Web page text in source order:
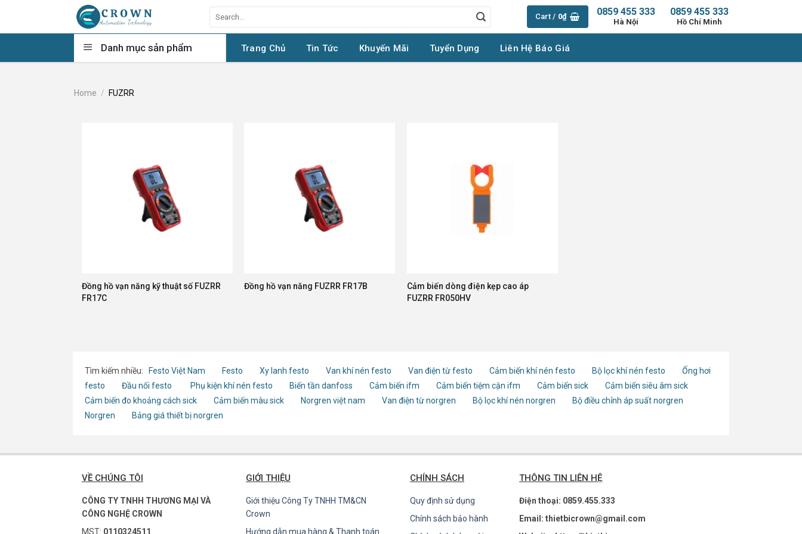
content
for:
Cart / 0₫ 0859 455 333
Hồ Chí Minh
0859 455 333
Hà Nội
Danh mục sản phẩm Trang Chủ Tin Tức Khuyến Mãi Tuyển Dụng Liên Hệ Báo Giá
Home / FUZRR
Đồng hồ vạn năng kỹ thuật số FUZRR
FR17C
Đồng hồ vạn năng FUZRR FR17B
Cảm biến dòng điện kẹp cao áp
FUZRR FR050HV
Tìm kiếm nhiều: Festo Việt Nam Festo Xy lanh festo Van khí nén festo Van điện từ festo Cảm biến khí nén festo Bộ lọc khí nén festo
Ống hơi
festo
Đầu nối festo Phụ kiện khí nén festo Biến tần danfoss Cảm biến ifm Cảm biến tiệm cận ifm Cảm biến sick
Cảm biến siêu âm sick
Cảm biến đo khoảng cách sick
Cảm biến màu sick Norgren việt nam Van điện từ norgren Bộ lọc khí nén norgren
Bộ điều chỉnh áp suất norgren
Norgren
Bảng giá thiết bị norgren
VỀ CHÚNG TÔI
CÔNG TY TNHH THƯƠNG MẠI VÀ
CÔNG NGHỆ CROWN
MST: 0110324511
GIỚI THIỆU
Giới thiệu Công Ty TNHH TM&CN
Crown
Hướng dẫn mua hàng & Thanh toán
CHÍNH SÁCH
Quy định sử dụng
Chính sách bảo hành
THÔNG TIN LIÊN HỆ
Điện thoại: 0859.455.333
Email: thietbicrown@gmail.com